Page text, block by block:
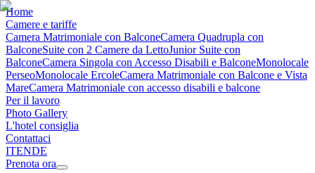
Home
Camere e tariffe
Camera Matrimoniale con BalconeCamera Quadrupla con
BalconeSuite con 2 Camere da LettoJunior Suite con
BalconeCamera Singola con Accesso Disabili e BalconeMonolocale
PerseoMonolocale ErcoleCamera Matrimoniale con Balcone e Vista
MareCamera Matrimoniale con accesso disabili e balcone
Per il lavoro
Photo Gallery
L'hotel consiglia
Contattaci
ITENDE
Prenota ora